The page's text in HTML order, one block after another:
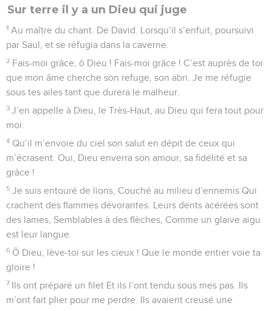
Sur terre il y a un Dieu qui juge
1 Au maître du chant. De David. Lorsqu’il s’enfuit, poursuivi
par Saül, et se réfugia dans la caverne.
2 Fais-moi grâce, ô Dieu ! Fais-moi grâce ! C’est auprès de toi
que mon âme cherche son refuge, son abri. Je me réfugie
sous tes ailes tant que durera le malheur.
3 J’en appelle à Dieu, le Très-Haut, au Dieu qui fera tout pour
moi.
4 Qu’il m’envoie du ciel son salut en dépit de ceux qui
m’écrasent. Oui, Dieu enverra son amour, sa fidélité et sa
grâce !
5 Je suis entouré de lions, Couché au milieu d’ennemis Qui
crachent des flammes dévorantes. Leurs dents acérées sont
des lames, Semblables à des flèches, Comme un glaive aigu
est leur langue.
6 Ô Dieu, lève-toi sur les cieux ! Que le monde entier voie ta
gloire !
7 Ils ont préparé un filet Et ils l’ont tendu sous mes pas. Ils
m’ont fait plier pour me perdre. Ils avaient creusé une